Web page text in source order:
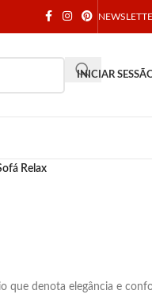
INICIAR
Relax
que denota elegância e